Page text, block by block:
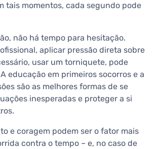
tais momentos, cada segundo pode
não há tempo para hesitação.
aplicar pressão direta sobre
usar um torniquete, pode
educação em primeiros socorros e a
são as melhores formas de se
inesperadas e proteger a si
e coragem podem ser o fator mais
contra o tempo – e, no caso de